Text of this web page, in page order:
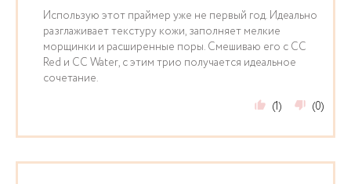
Использую этот праймер уже не первый год. Идеально
разглаживает текстуру кожи, заполняет мелкие
морщинки и расширенные поры. Смешиваю его с CC
Red и СС Water, с этим трио получается идеальное
сочетание.
(1)
(0)